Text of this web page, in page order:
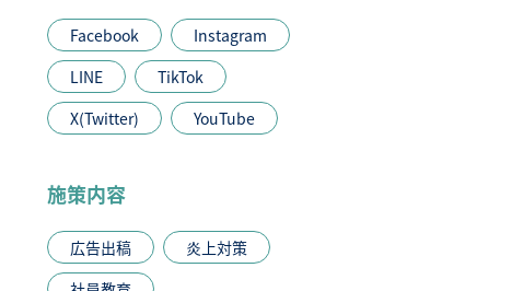
Facebook
Instagram
LINE
TikTok
X(Twitter)
YouTube
施策内容
広告出稿
炎上対策